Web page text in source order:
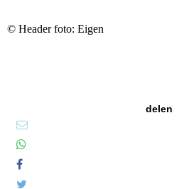
© Header foto: Eigen
delen